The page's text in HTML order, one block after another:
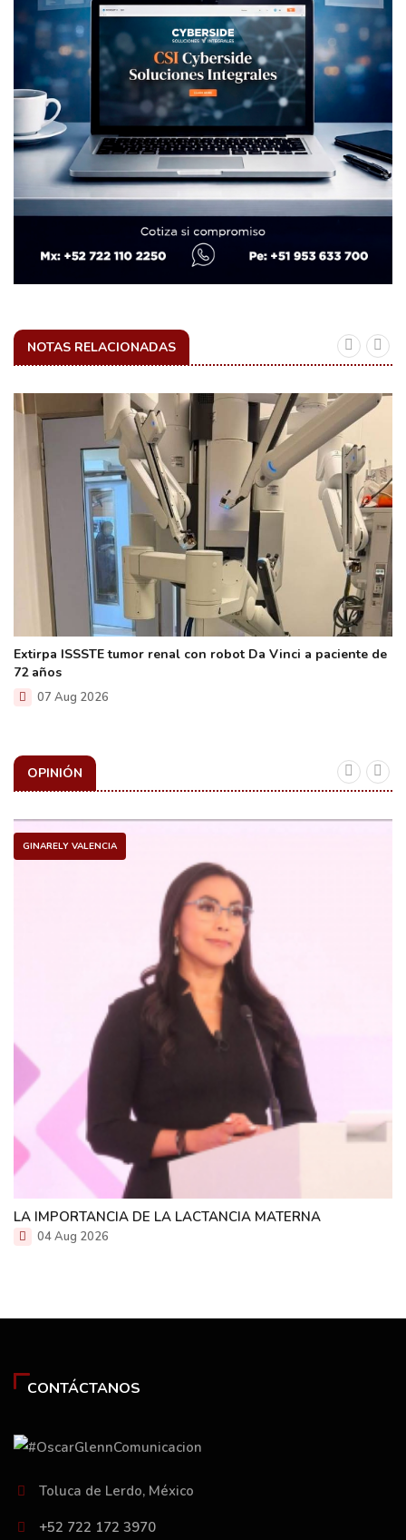
NOTAS RELACIONADAS
Extirpa ISSSTE tumor renal con robot Da Vinci a paciente de
72 años
07 Aug 2026
OPINIÓN
GINARELY VALENCIA
LA IMPORTANCIA DE LA LACTANCIA MATERNA
04 Aug 2026
CONTÁCTANOS
Toluca de Lerdo, México
+52 722 172 3970